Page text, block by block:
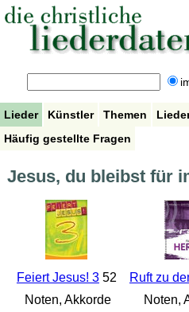
Lieder Künstler Themen
Häufig gestellte Fragen
Jesus, du bleibst für
Feiert Jesus! 352
Noten, Akkorde
Ruft zu
Noten,